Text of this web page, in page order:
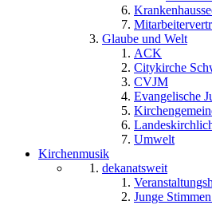
Glaube und Welt
ACK
Citykirche
CVJM
Evangelische
Umwelt
Kirchenmusik
dekanatsweit
Junge